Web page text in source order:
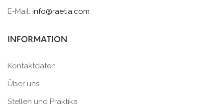
E-Mail: info@raetia.com
INFORMATION
Kontaktdaten
Über uns
Stellen und Praktika